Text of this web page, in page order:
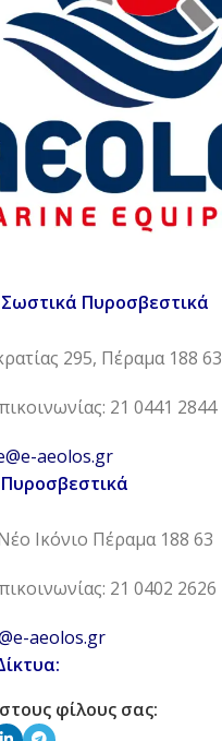
Πυροσβεστικά
295, Πέραμα 188 63
21 0441 2844
aeolos.gr
Ικόνιο Πέραμα 188 63
21 0402 2626
aeolos.gr
φίλους σας: